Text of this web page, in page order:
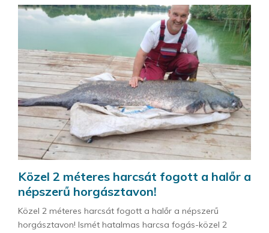
Közel 2 méteres harcsát fogott a halőr a
népszerű horgásztavon!
Közel 2 méteres harcsát fogott a halőr a népszerű
horgásztavon! Ismét hatalmas harcsa fogás-közel 2